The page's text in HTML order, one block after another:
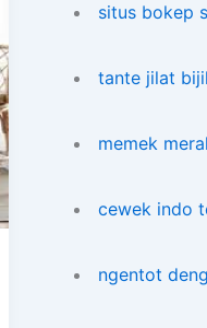
situs bokep
tante jilat
memek
cewek indo
ngentot